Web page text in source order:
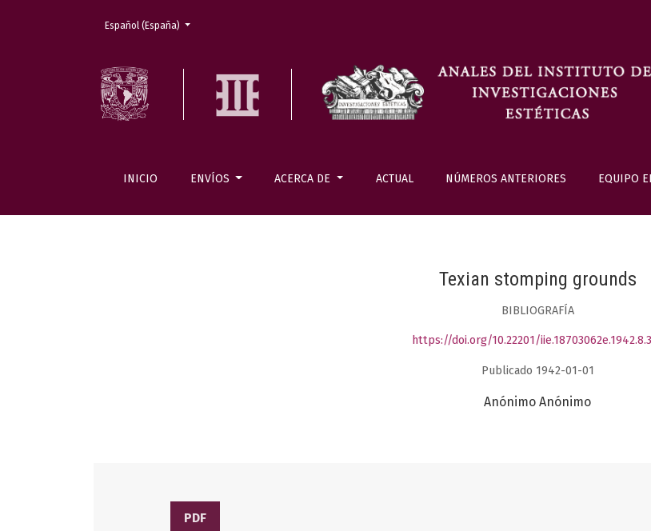
INICIO ENVÍOS ACERCA DE ACTUAL NÚMEROS ANTERIORES EQUIPO
Cambiar el idioma. El actual es:
Español (España)
Texian stomping grounds
BIBLIOGRAFÍA
https://doi.org/10.22201/
Publicado 1942-01-01
Anónimo Anónimo
PDF